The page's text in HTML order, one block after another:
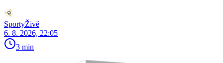
SportyŽivě
6. 8. 2026, 22:05
3 min